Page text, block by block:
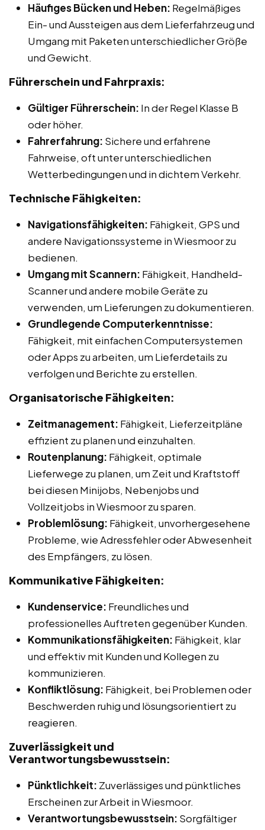
Häufiges Bücken und Heben: Regelmäßiges
Ein- und Aussteigen aus dem Lieferfahrzeug und
Umgang mit Paketen unterschiedlicher Größe
und Gewicht.
Führerschein und Fahrpraxis:
Gültiger Führerschein: In der Regel Klasse B
oder höher.
Fahrerfahrung: Sichere und erfahrene
Fahrweise, oft unter unterschiedlichen
Wetterbedingungen und in dichtem Verkehr.
Technische Fähigkeiten:
Navigationsfähigkeiten: Fähigkeit, GPS und
andere Navigationssysteme in Wiesmoor zu
bedienen.
Umgang mit Scannern: Fähigkeit, Handheld-
Scanner und andere mobile Geräte zu
verwenden, um Lieferungen zu dokumentieren.
Grundlegende Computerkenntnisse:
Fähigkeit, mit einfachen Computersystemen
oder Apps zu arbeiten, um Lieferdetails zu
verfolgen und Berichte zu erstellen.
Organisatorische Fähigkeiten:
Zeitmanagement: Fähigkeit, Lieferzeitpläne
effizient zu planen und einzuhalten.
Routenplanung: Fähigkeit, optimale
Lieferwege zu planen, um Zeit und Kraftstoff
bei diesen Minijobs, Nebenjobs und
Vollzeitjobs in Wiesmoor zu sparen.
Problemlösung: Fähigkeit, unvorhergesehene
Probleme, wie Adressfehler oder Abwesenheit
des Empfängers, zu lösen.
Kommunikative Fähigkeiten:
Kundenservice: Freundliches und
professionelles Auftreten gegenüber Kunden.
Kommunikationsfähigkeiten: Fähigkeit, klar
und effektiv mit Kunden und Kollegen zu
kommunizieren.
Konfliktlösung: Fähigkeit, bei Problemen oder
Beschwerden ruhig und lösungsorientiert zu
reagieren.
Zuverlässigkeit und
Verantwortungsbewusstsein:
Pünktlichkeit: Zuverlässiges und pünktliches
Erscheinen zur Arbeit in Wiesmoor.
Verantwortungsbewusstsein: Sorgfältiger